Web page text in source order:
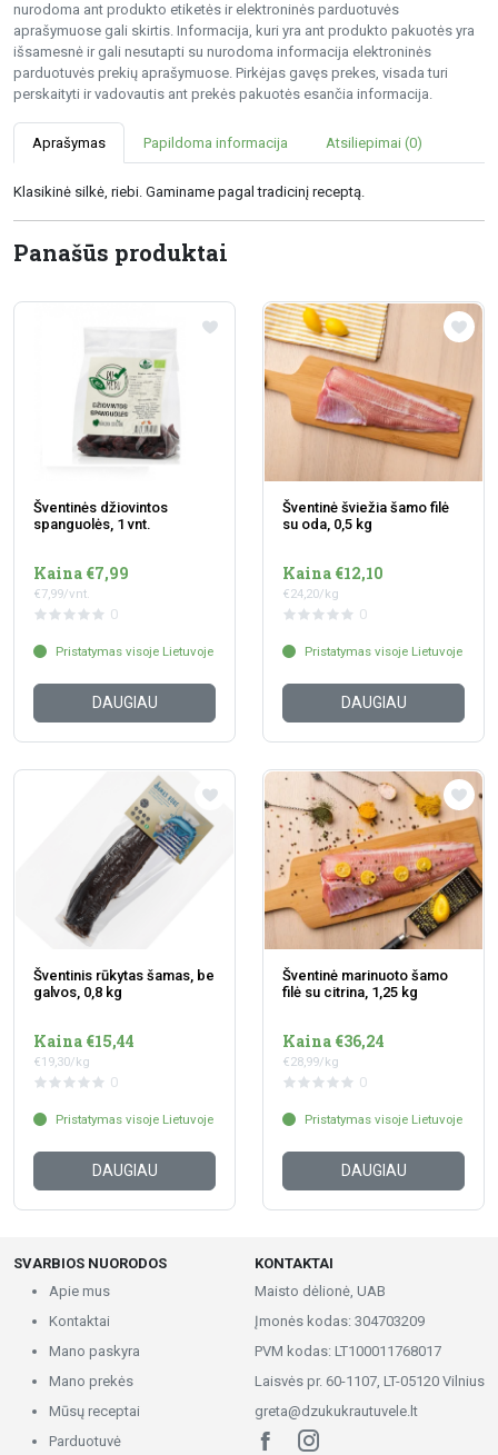
nurodoma ant produkto etiketės ir elektroninės parduotuvės
aprašymuose gali skirtis. Informacija, kuri yra ant produkto pakuotės yra
išsamesnė ir gali nesutapti su nurodoma informacija elektroninės
parduotuvės prekių aprašymuose. Pirkėjas gavęs prekes, visada turi
perskaityti ir vadovautis ant prekės pakuotės esančia informacija.
Aprašymas Papildoma informacija Atsiliepimai (0)
Klasikinė silkė, riebi. Gaminame pagal tradicinį receptą.
Panašūs produktai
Šventinės džiovintos
spanguolės, 1 vnt.
Kaina €7,99
€7,99/vnt.
0
Pristatymas visoje Lietuvoje
DAUGIAU
Šventinė šviežia šamo filė
su oda, 0,5 kg
Kaina €12,10
€24,20/kg
0
Pristatymas visoje Lietuvoje
DAUGIAU
Šventinis rūkytas šamas, be
galvos, 0,8 kg
Kaina €15,44
€19,30/kg
0
Pristatymas visoje Lietuvoje
DAUGIAU
Šventinė marinuoto šamo
filė su citrina, 1,25 kg
Kaina €36,24
€28,99/kg
0
Pristatymas visoje Lietuvoje
DAUGIAU
SVARBIOS NUORODOS
Apie mus
Kontaktai
Mano paskyra
Mano prekės
Mūsų receptai
Parduotuvė
KONTAKTAI
Maisto dėlionė, UAB
Įmonės kodas: 304703209
PVM kodas: LT100011768017
Laisvės pr. 60-1107, LT-05120 Vilnius
greta@dzukukrautuvele.lt